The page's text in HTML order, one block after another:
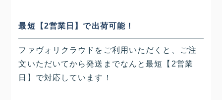
最短【2営業日】で出荷可能！
ファヴォリクラウドをご利用いただくと、ご注
文いただいてから発送までなんと最短【2営業
日】で対応しています！